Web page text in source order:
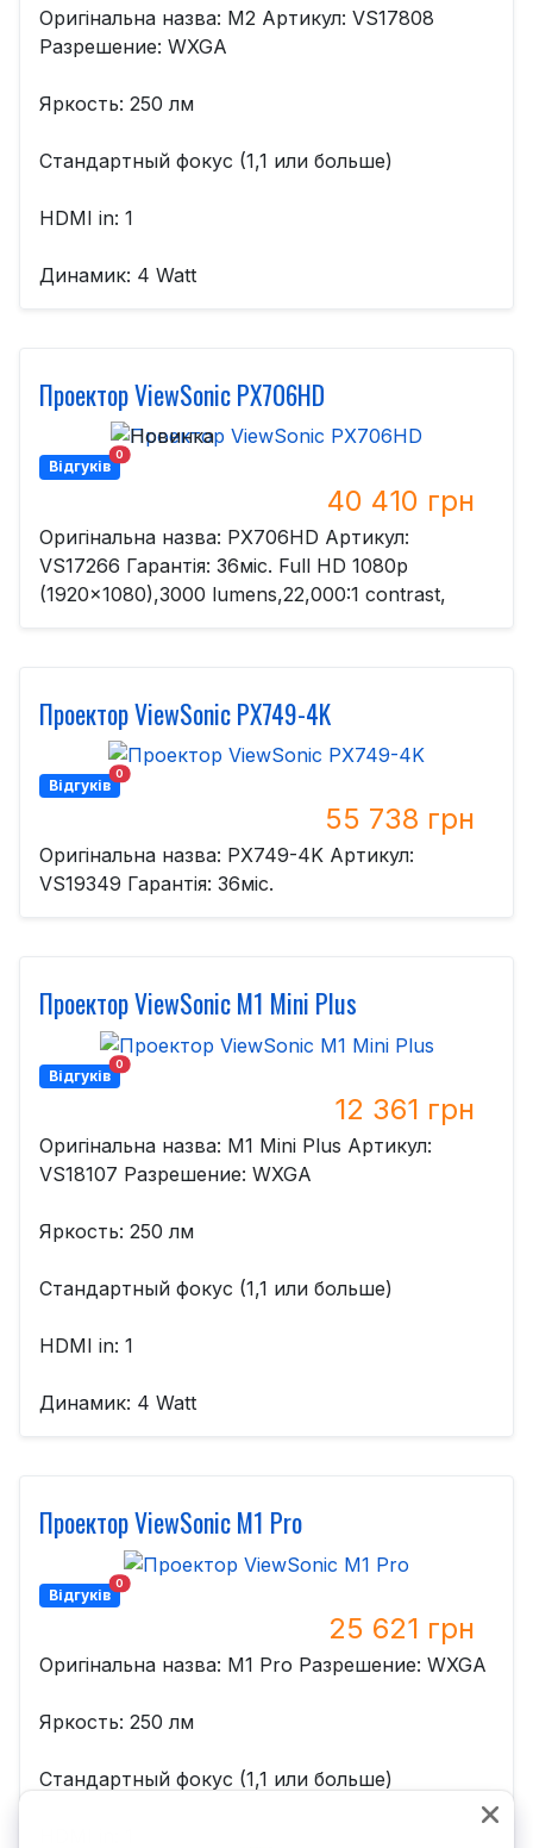
Оригінальна назва: M2 Артикул: VS17808
Разрешение: WXGA
Яркость: 250 лм
Стандартный фокус (1,1 или больше)
HDMI in: 1
Динамик: 4 Watt
Проектор ViewSonic PX706HD
Відгуків
0
40 410 грн
Оригінальна назва: PX706HD Артикул:
VS17266 Гарантія: 36міс. Full HD 1080p
(1920x1080),3000 lumens,22,000:1 contrast,
Проектор ViewSonic PX749-4K
Відгуків
0
55 738 грн
Оригінальна назва: PX749-4K Артикул:
VS19349 Гарантія: 36міс.
Проектор ViewSonic M1 Mini Plus
Відгуків
0
12 361 грн
Оригінальна назва: M1 Mini Plus Артикул:
VS18107 Разрешение: WXGA
Яркость: 250 лм
Стандартный фокус (1,1 или больше)
HDMI in: 1
Динамик: 4 Watt
Проектор ViewSonic M1 Pro
Відгуків
0
25 621 грн
Оригінальна назва: M1 Pro Разрешение: WXGA
Яркость: 250 лм
Стандартный фокус (1,1 или больше)